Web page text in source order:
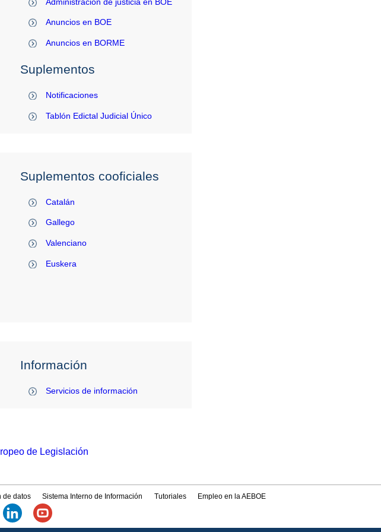
Anuncios en BOE
Anuncios en BORME
Suplementos
Notificaciones
Tablón Edictal Judicial Único
Suplementos cooficiales
Catalán
Gallego
Valenciano
Euskera
Información
Servicios de información
de Legislación
de datos Sistema Interno de Información Tutoriales Empleo en la AEBOE